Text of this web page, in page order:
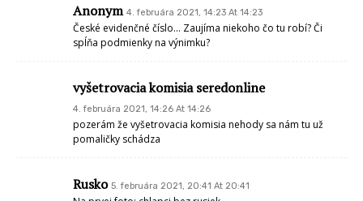
Anonym 4. februára 2021, 14:23 At 14:23
České evidenčné číslo… Zaujíma niekoho čo tu robí? Či
spĺňa podmienky na výnimku?
vyšetrovacia komisia seredonline
4. februára 2021, 14:26 At 14:26
pozerám že vyšetrovacia komisia nehody sa nám tu už
pomaličky schádza
Rusko 5. februára 2021, 20:41 At 20:41